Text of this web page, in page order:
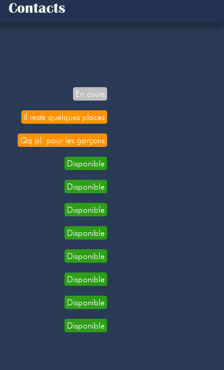
Contacts
En cours
Il reste quelques places
Qq pl. pour les garçons
Disponible
Disponible
Disponible
Disponible
Disponible
Disponible
Disponible
Disponible